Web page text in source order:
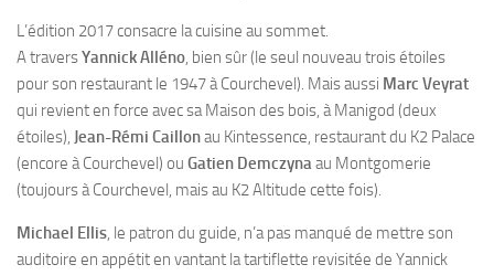
Plats
Desserts
L’édition 2017 consacre la cuisine au sommet.
A traversYannick Alléno, bien sûr (le seul nouveau trois étoiles
pour son restaurant le 1947 à Courchevel). Mais aussi Marc Veyrat
qui revient en force avec sa Maison des bois, à Manigod (deux
étoiles), Jean-Rémi Caillonau Kintessence, restaurant du K2 Palace
(encore à Courchevel) ou Gatien Demczynaau Montgomerie
(toujours à Courchevel, mais au K2 Altitude cette fois).
Michael Ellis, le patron du guide, n’a pas manqué de mettre son
auditoire en appétit en vantant la tartiflette revisitée de Yannick